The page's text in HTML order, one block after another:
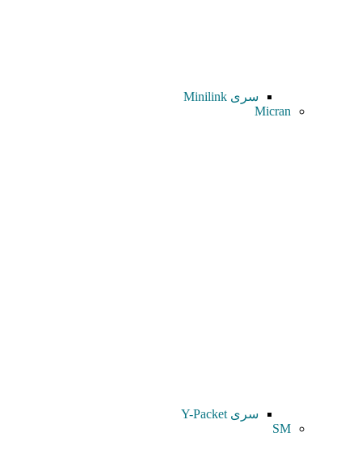
سری Minilink
Micran
سری Y-Packet
SM